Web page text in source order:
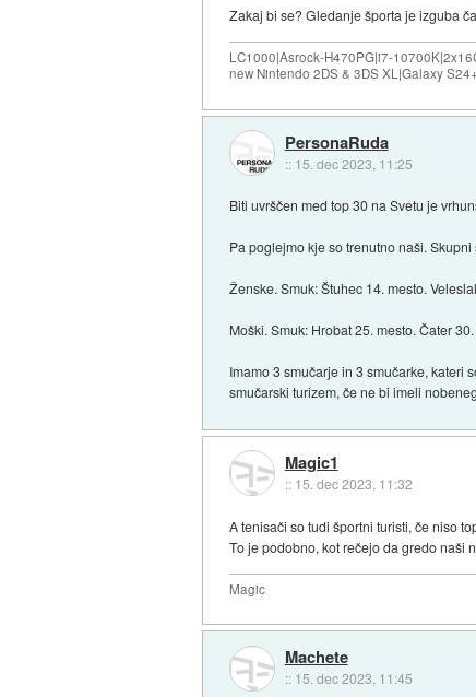
Zakaj bi se? Gledanje športa je izguba
LC1000|Asrock-H470PG|i7-
new Nintendo 2DS & 3DS XL|Galaxy S24+
PersonaRuda
:: 15. dec 2023, 11:25
Biti uvrščen med top 30 na Svetu je
Pa poglejmo kje so trenutno naši.
Ženske. Smuk: Štuhec 14. mesto.
Moški. Smuk: Hrobat 25. mesto. Čater
Imamo 3 smučarje in 3 smučarke, kateri
smučarski turizem, če ne bi imeli
Magic1
:: 15. dec 2023, 11:32
A tenisači so tudi športni turisti, če niso
To je podobno, kot rečejo da gredo naši
Magic
Machete
:: 15. dec 2023, 11:45